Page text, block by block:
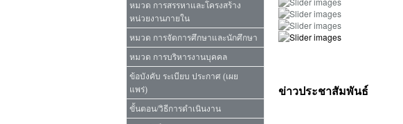
หมวด การสรรหาและโครงสร้าง
หน่วยงานภายใน
หมวด การจัดการศึกษาและนักศึกษา
หมวด การบริหารงานบุคคล
ข้อบังคับ ระเบียบ ประกาศ (เผย
แพร่)
ขั้นตอน/วิธีการดำเนินงาน
ข่าวประชาสัมพันธ์